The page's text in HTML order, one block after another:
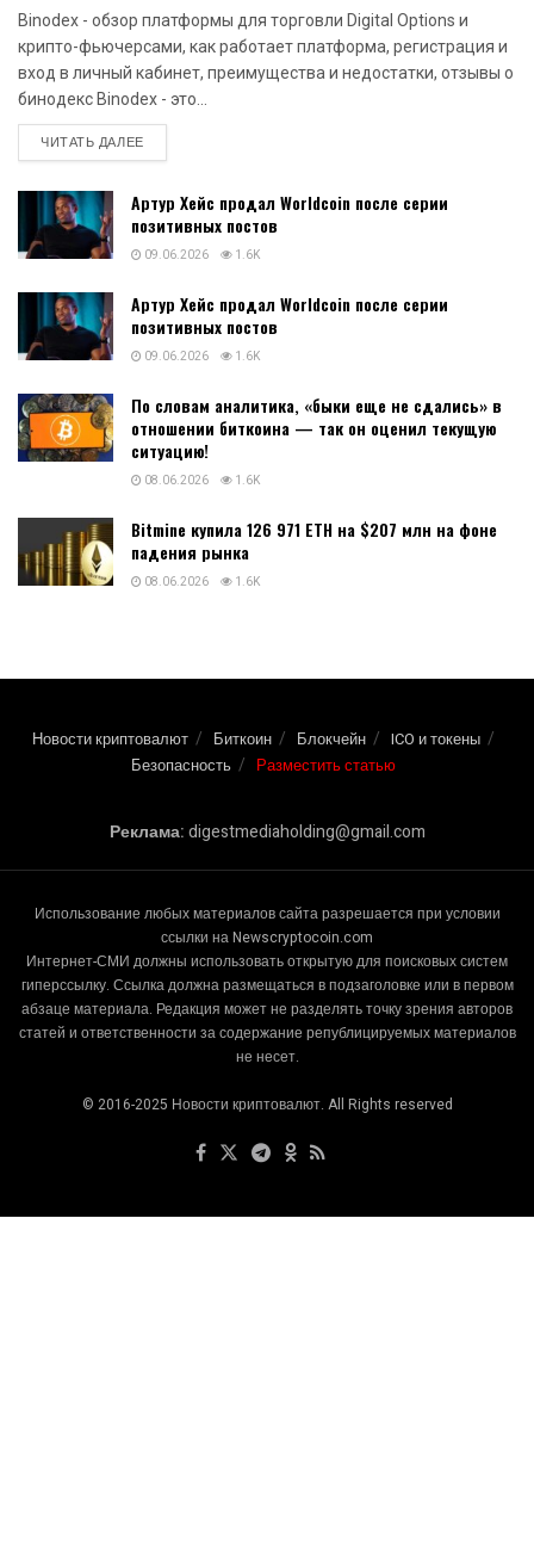
Binodex - обзор платформы для торговли Digital Options и
крипто-фьючерсами, как работает платформа, регистрация и
вход в личный кабинет, преимущества и недостатки, отзывы о
бинодекс Binodex - это...
ЧИТАТЬ ДАЛЕЕDETAILS
Артур Хейс продал Worldcoin после серии
позитивных постов
09.06.2026 1.6K
Артур Хейс продал Worldcoin после серии
позитивных постов
09.06.2026 1.6K
По словам аналитика, «быки еще не сдались» в
отношении биткоина — так он оценил текущую
ситуацию!
08.06.2026 1.6K
Bitmine купила 126 971 ETH на $207 млн на фоне
падения рынка
08.06.2026 1.6K
Новости криптовалют Биткоин Блокчейн
ICO и токены
Безопасность
Разместить статью
Реклама:digestmediaholding@gmail.com
Использование любых материалов сайта разрешается при условии
ссылки на Newscryptocoin.com
Интернет-СМИ должны использовать открытую для поисковых систем
гиперссылку. Ссылка должна размещаться в подзаголовке или в первом
абзаце материала. Редакция может не разделять точку зрения авторов
статей и ответственности за содержание републицируемых материалов
не несет.
© 2016-2025 Новости криптовалют. All Rights reserved